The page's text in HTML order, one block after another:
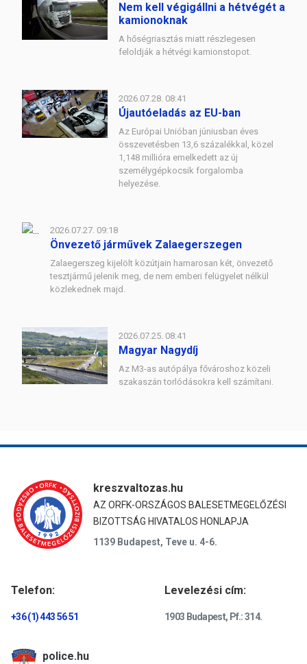
Nem kell végigállni a hétvégét a
kamionoknak
A hőségriasztás miatt részlegesen
feloldják a hétvégi kamionstopot.
2026.07.28. 08:41
Újautóeladás az EU-ban
Az Európai Unióban júniusban éves
összevetésben 13,6 százalékkal, közel
1,148 millióra emelkedett az új
személygépkocsik forgalomba
helyezése.
2026.07.27. 09:18
Önvezető járművek Zalaegerszegen
Zalaegerszeg kijelölt közútjain hamarosan két, önvezető
tesztjármű jelenik meg, de nem emberi felügyelet nélkül
közlekednek majd.
2026.07.25. 08:41
Magyar Nagydíj
Az M3-as autópálya fővároshoz közeli
szakaszán torlódásokra kell számítani.
kreszvaltozas.hu
AZ ORFK-ORSZÁGOS BALESETMEGELŐZÉSI
BIZOTTSÁG HIVATALOS HONLAPJA
1139 Budapest, Teve u. 4-6.
Telefon:
+36 (1) 443 56 51
Levelezési cím:
1903 Budapest, Pf.: 314.
police.hu